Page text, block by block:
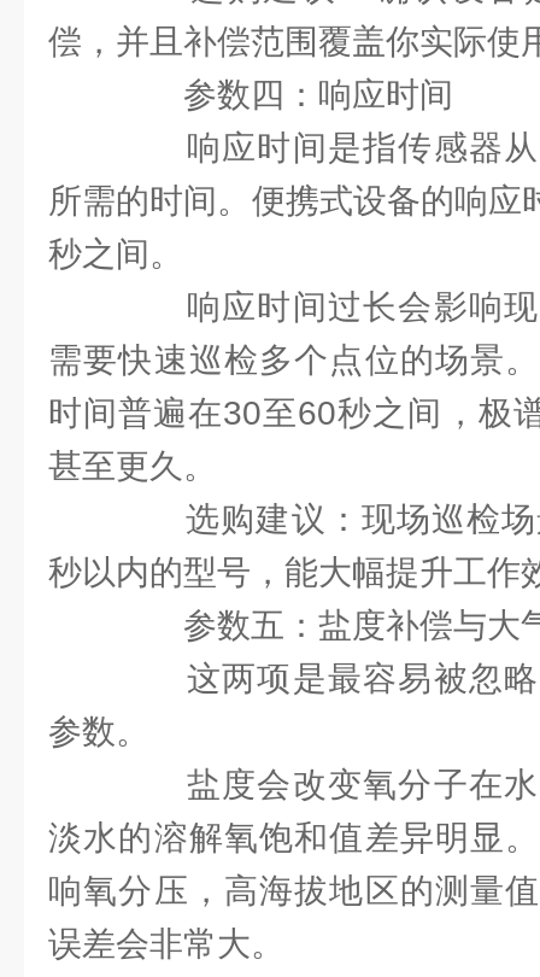
偿，并且补偿范围覆盖你实际使
参数四：响应时间
响应时间是指传感器从
所需的时间。便携式设备的响应
秒之间。
响应时间过长会影响现
需要快速巡检多个点位的场景
时间普遍在30至60秒之间，极
甚至更久。
选购建议：现场巡检场
秒以内的型号，能大幅提升工作
参数五：盐度补偿与大
这两项是最容易被忽略
参数。
盐度会改变氧分子在水
淡水的溶解氧饱和值差异明显
响氧分压，高海拔地区的测量
误差会非常大。